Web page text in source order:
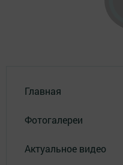
Главная
Фотогалереи
Актуальное видео